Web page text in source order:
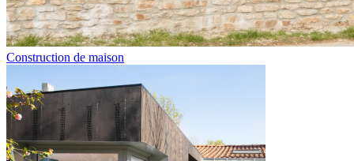
Construction de maison